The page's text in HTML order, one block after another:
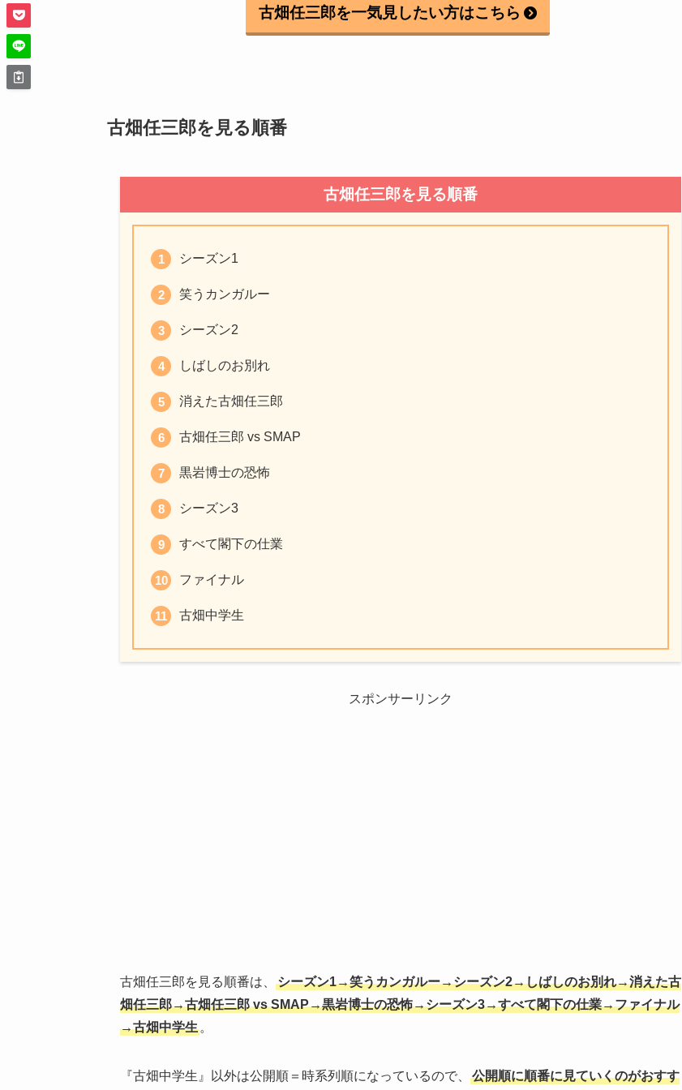
古畑任三郎を一気見したい方はこちら
古畑任三郎を見る順番
古畑任三郎を見る順番
シーズン1
笑うカンガルー
シーズン2
しばしのお別れ
消えた古畑任三郎
古畑任三郎 vs SMAP
黒岩博士の恐怖
シーズン3
すべて閣下の仕業
ファイナル
古畑中学生
スポンサーリンク
古畑任三郎を見る順番は、
シーズン1→笑うカンガルー→シーズン2→しばしのお別れ→消えた古
畑任三郎→古畑任三郎 vs SMAP→黒岩博士の恐怖→シーズン3→すべて閣下の仕業→ファイナル
→古畑中学生 。
『古畑中学生』以外は公開順＝時系列順になっているので、 公開順に順番に見ていくのがおすす